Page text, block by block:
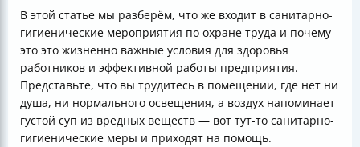
В этой статье мы разберём, что же входит в санитарно-
гигиенические мероприятия по охране труда и почему
это это жизненно важные условия для здоровья
работников и эффективной работы предприятия.
Представьте, что вы трудитесь в помещении, где нет ни
душа, ни нормального освещения, а воздух напоминает
густой суп из вредных веществ — вот тут-то санитарно-
гигиенические меры и приходят на помощь.